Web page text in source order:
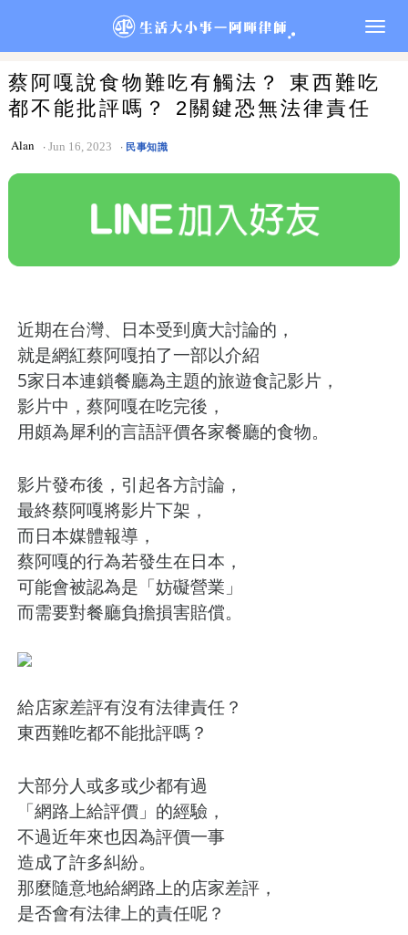
蔡阿嘎說食物難吃有觸法？ ​​​​​​​東西難吃
都不能批評嗎？ 2關鍵恐無法律責任
Alan Jun 16, 2023 民事知識
近期在台灣、日本受到廣大討論的，
就是網紅蔡阿嘎拍了一部以介紹
5家日本連鎖餐廳為主題的旅遊食記影片，
影片中，蔡阿嘎在吃完後，
用頗為犀利的言語評價各家餐廳的食物。
影片發布後，引起各方討論，
最終蔡阿嘎將影片下架，
而日本媒體報導，
蔡阿嘎的行為若發生在日本，
可能會被認為是「妨礙營業」
而需要對餐廳負擔損害賠償。
給店家差評有沒有法律責任？
東西難吃都不能批評嗎？
大部分人或多或少都有過
「網路上給評價」的經驗，
不過近年來也因為評價一事
造成了許多糾紛。
那麼隨意地給網路上的店家差評，
是否會有法律上的責任呢？